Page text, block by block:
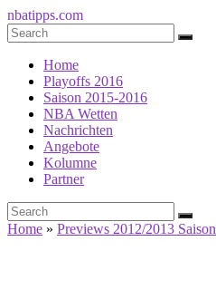
nbatipps.com
Home
Playoffs 2016
Saison 2015-2016
NBA Wetten
Nachrichten
Angebote
Kolumne
Partner
Home » Previews 2012/2013 Saison